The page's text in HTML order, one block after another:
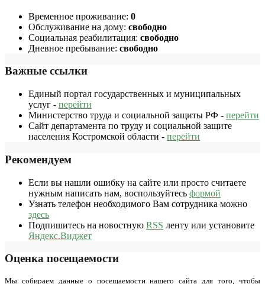
Временное проживание: 0
Обслуживание на дому: свободно
Социальная реабилитация: свободно
Дневное пребывание: свободно
Важные ссылки
Единый портал государственных и муниципальных
услуг - перейти
Министерство труда и социальной защиты РФ - перейти
Сайт департамента по труду и социальной защите
населения Костромской области - перейти
Рекомендуем
Если вы нашли ошибку на сайте или просто считаете
нужным написать нам, воспользуйтесь формой
Узнать телефон необходимого Вам сотрудника можно
здесь
Подпишитесь на новостную RSS ленту или установите
Яндекс.Виджет
Оценка посещаемости
Мы собираем данные о посещаемости нашего сайта для того, чтобы